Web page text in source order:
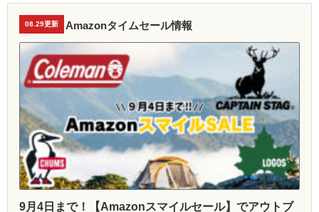
08.29更新 Amazonタイムセール情報
9月4日まで！【Amazonスマイルセール】でアウトブ